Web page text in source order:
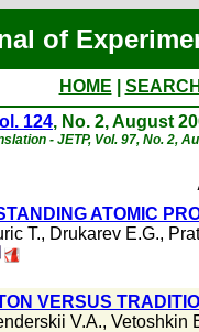
of
HOME
124, No. 2, August
- JETP, Vol. 97, No. 2,
ATOMIC
T., Drukarev E.G.,
VERSUS
V.A., Vetoshkin